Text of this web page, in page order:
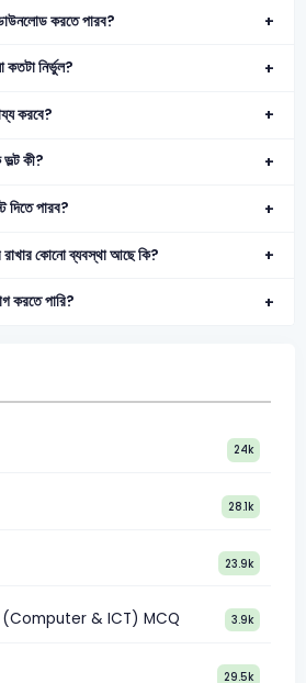
করতে পারব?
নির্ভুল?
করবে?
কী?
দিতে পারব?
কোনো ব্যবস্থা আছে কি?
করতে পারি?
24k
28.1k
23.9k
(Computer & ICT) MCQ 3.9k
29.5k